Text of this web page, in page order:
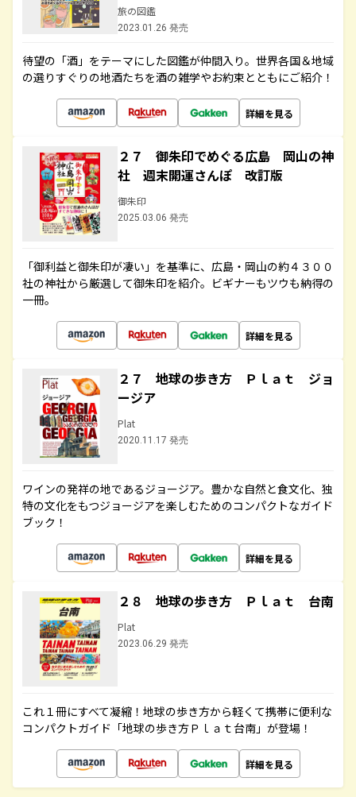
旅の図鑑
2023.01.26 発売
待望の「酒」をテーマにした図鑑が仲間入り。世界各国＆地域
の選りすぐりの地酒たちを酒の雑学やお約束とともにご紹介！
詳細を見る
２７ 御朱印でめぐる広島 岡山の神
社 週末開運さんぽ 改訂版
御朱印
2025.03.06 発売
「御利益と御朱印が凄い」を基準に、広島・岡山の約４３００
社の神社から厳選して御朱印を紹介。ビギナーもツウも納得の
一冊。
詳細を見る
２７ 地球の歩き方 Ｐｌａｔ ジョ
ージア
Plat
2020.11.17 発売
ワインの発祥の地であるジョージア。豊かな自然と食文化、独
特の文化をもつジョージアを楽しむためのコンパクトなガイド
ブック！
詳細を見る
２８ 地球の歩き方 Ｐｌａｔ 台南
Plat
2023.06.29 発売
これ１冊にすべて凝縮！地球の歩き方から軽くて携帯に便利な
コンパクトガイド「地球の歩き方Ｐｌａｔ台南」が登場！
詳細を見る